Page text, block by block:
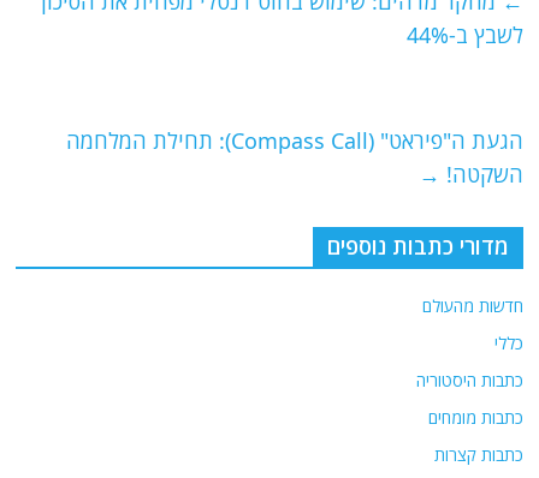
A
ra
k
לשבץ ב-44%
הגעת ה"פיראט" (Compass Call): תחילת המלחמה
השקטה! →
מדורי כתבות נוספים
חדשות מהעולם
כללי
כתבות היסטוריה
כתבות מומחים
כתבות קצרות